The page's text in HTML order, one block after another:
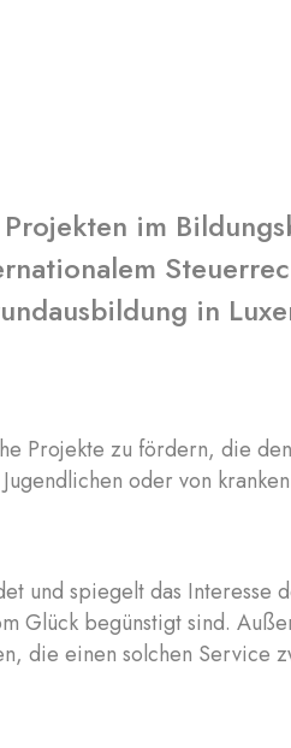
im
in
Projekte zu fördern, die
oder von
und spiegelt das Interesse
Glück begünstigt sind.
die einen solchen Service